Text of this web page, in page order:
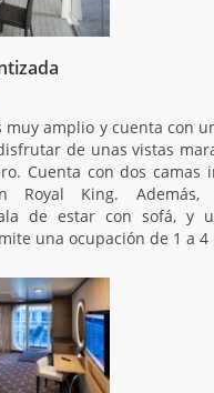
muy amplio y cuenta con
de unas vistas
Cuenta con dos camas
Royal King.
de estar con sofá, y
una ocupación de 1 a 4